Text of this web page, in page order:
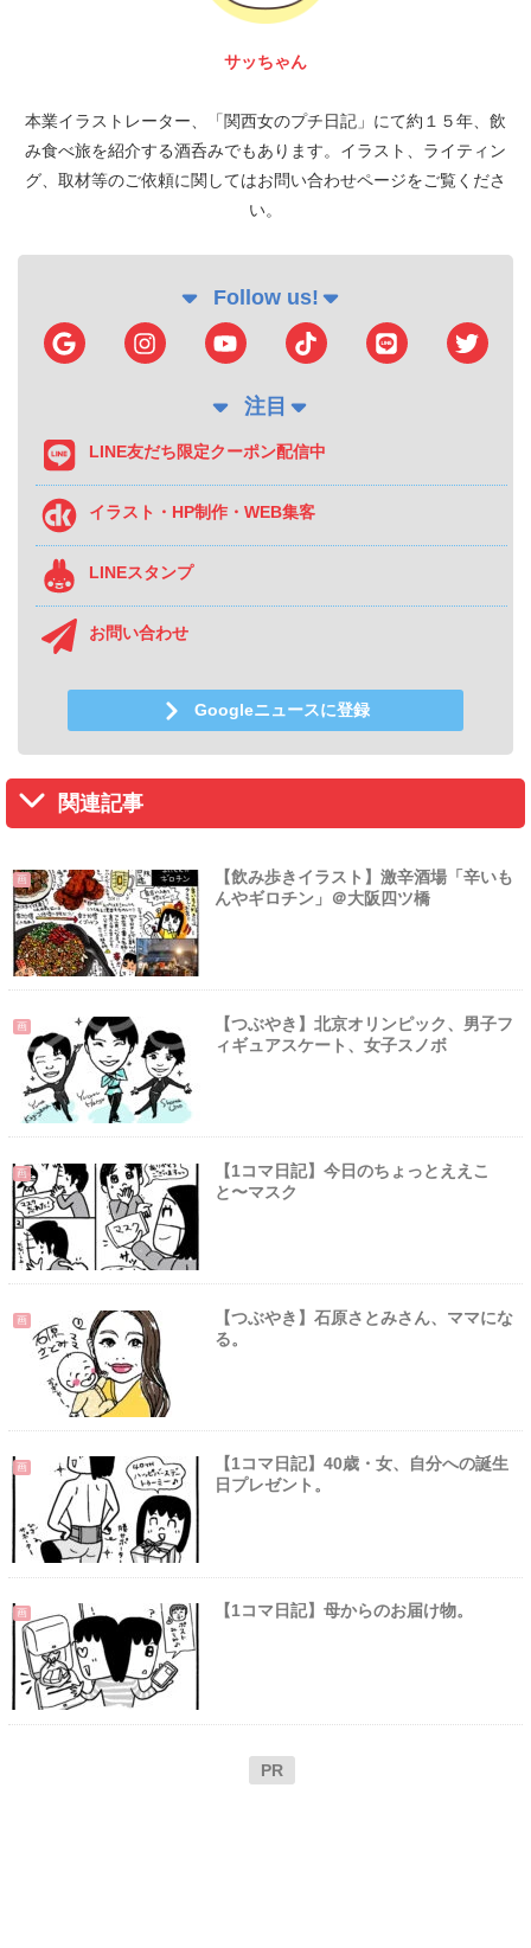
サッちゃん
本業イラストレーター、「関西女のプチ日記」にて約１５年、飲
み食べ旅を紹介する酒呑みでもあります。イラスト、ライティン
グ、取材等のご依頼に関してはお問い合わせページをご覧くださ
い。
Follow us!
注目
LINE友だち限定クーポン配信中
イラスト・HP制作・WEB集客
LINEスタンプ
お問い合わせ
Googleニュースに登録
関連記事
画
【飲み歩きイラスト】激辛酒場「辛いも
んやギロチン」＠大阪四ツ橋
画
【つぶやき】北京オリンピック、男子フ
ィギュアスケート、女子スノボ
画
【1コマ日記】今日のちょっとええこ
と〜マスク
画
【つぶやき】石原さとみさん、ママにな
る。
画
【1コマ日記】40歳・女、自分への誕生
日プレゼント。
画 【1コマ日記】母からのお届け物。
PR